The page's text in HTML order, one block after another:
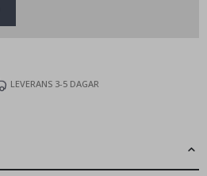
LEVERANS 3-5 DAGAR